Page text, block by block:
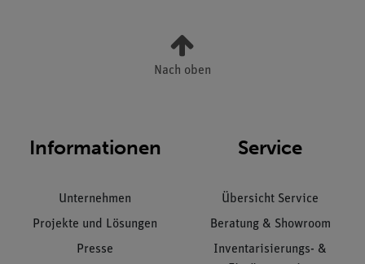
Nach oben
Informationen
Unternehmen
Projekte und Lösungen
Presse
Service
Übersicht Service
Beratung & Showroom
Inventarisierungs- &